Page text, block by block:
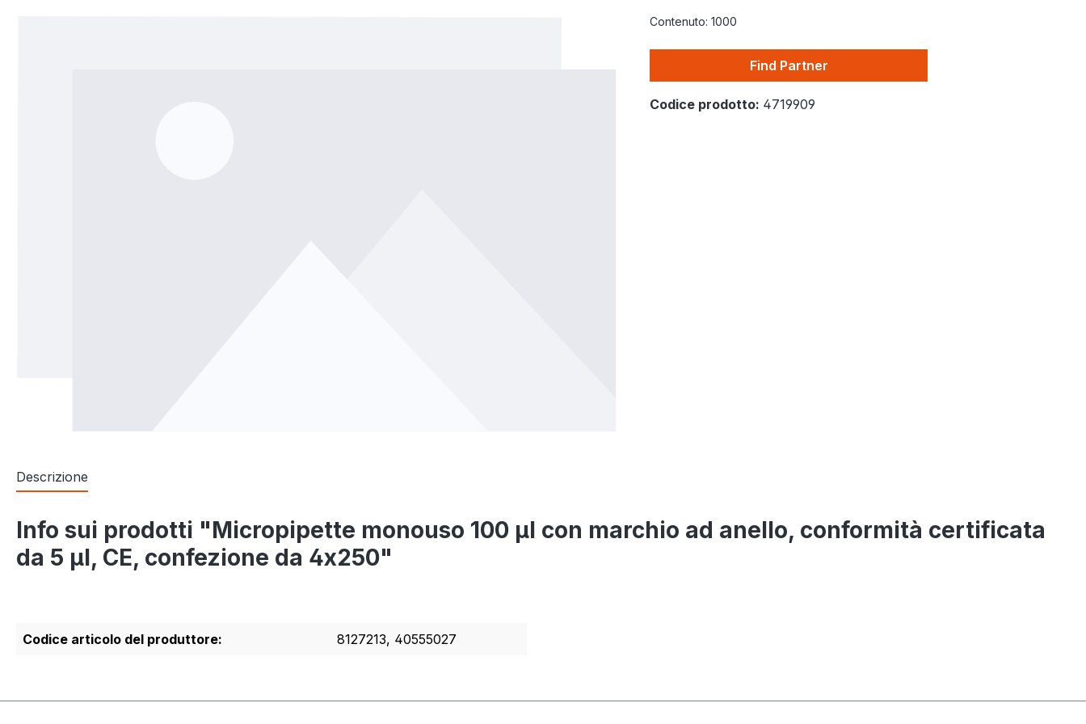
Contenuto: 1000
Find Partner
Codice prodotto: 4719909
Descrizione
Info sui prodotti "Micropipette monouso 100 µl con marchio ad anello, conformità certificata
da 5 µl, CE, confezione da 4x250"
Codice articolo del produttore: 8127213, 40555027